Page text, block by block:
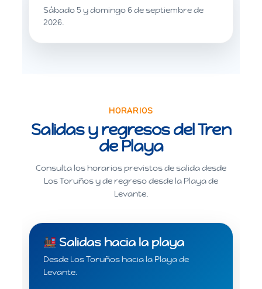
Sábado 5 y domingo 6 de septiembre de
2026.
HORARIOS
Salidas y regresos del Tren
de Playa
Consulta los horarios previstos de salida desde
Los Toruños y de regreso desde la Playa de
Levante.
Salidas hacia la playa
Desde Los Toruños hacia la Playa de
Levante.